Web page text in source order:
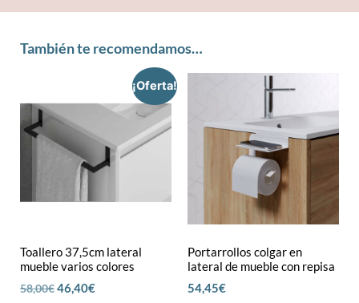
También te recomendamos…
¡Oferta!
Toallero 37,5cm lateral
mueble varios colores
58,00€46,40€
Portarrollos colgar en
lateral de mueble con repisa
54,45€